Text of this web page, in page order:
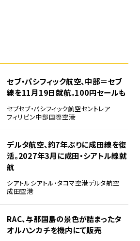
セブ・パシフィック航空、中部＝セブ
線を11月19日就航。100円セールも
セブセブ・パシフィック航空セントレア
フィリピン中部国際空港
デルタ航空、約7年ぶりに成田線を復
活。2027年3月に成田・シアトル線就
航
シアトルシアトル・タコマ空港デルタ航空
成田空港
RAC、与那国島の景色が詰まったタ
オルハンカチを機内にて販売